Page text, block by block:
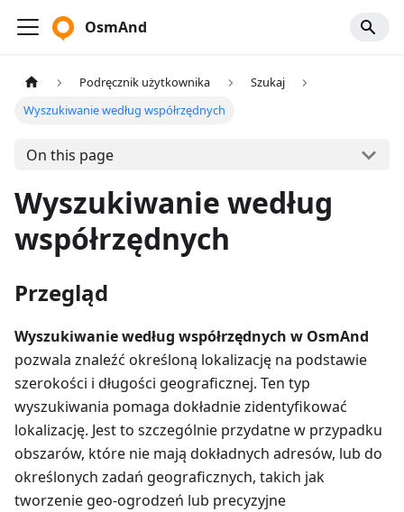
OsmAnd
Podręcznik użytkownika
Szukaj
Wyszukiwanie według współrzędnych
On this page
Wyszukiwanie według
współrzędnych
Przegląd
Wyszukiwanie według współrzędnych w OsmAnd
pozwala znaleźć określoną lokalizację na podstawie
szerokości i długości geograficznej. Ten typ
wyszukiwania pomaga dokładnie zidentyfikować
lokalizację. Jest to szczególnie przydatne w przypadku
obszarów, które nie mają dokładnych adresów, lub do
określonych zadań geograficznych, takich jak
tworzenie geo-ogrodzeń lub precyzyjne